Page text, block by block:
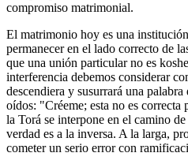
compromiso matrimonial.
El matrimonio hoy es una
permanecer en el lado correcto de
que una unión particular no es
interferencia debemos considerar
descendiera y susurrará una
oídos: "Créeme; esta no es correcta
la Torá se interpone en el camino
verdad es a la inversa. A la larga,
cometer un serio error con